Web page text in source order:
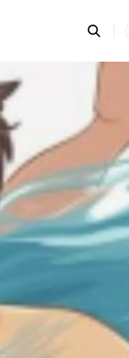
Search
search
area